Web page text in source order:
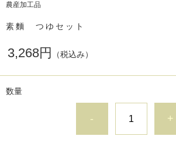
農産加工品
素麵 つゆセット
3,268円 （税込み）
数量
- +